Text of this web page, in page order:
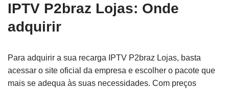
IPTV P2braz Lojas: Onde
adquirir
Para adquirir a sua recarga IPTV P2braz Lojas, basta
acessar o site oficial da empresa e escolher o pacote que
mais se adequa às suas necessidades. Com preços